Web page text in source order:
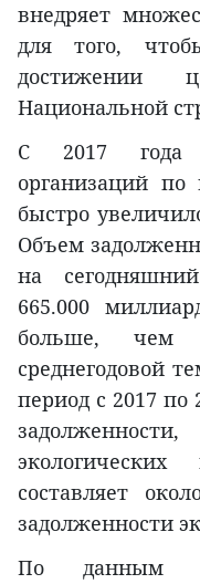
внедряет
для того,
достижении
Национальной
С 2017 года
организаций по
быстро
Объем
на
665.000
больше, чем
среднегодовой
период с 2017 по
составляет
задолженности
По данным